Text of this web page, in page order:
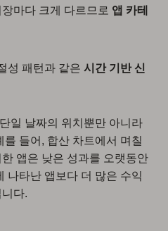
마다 크게 다르므로 앱 카테
성 패턴과 같은 시간 기반 신
일 날짜의 위치뿐만 아니라
를 들어, 합산 차트에서 며칠
앱은 낮은 성과를 오랫동안
나타난 앱보다 더 많은 수익
다.